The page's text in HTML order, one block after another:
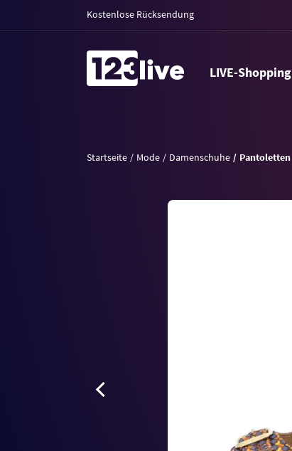
Kostenlose Rücksendung
LIVE-Shopping
Startseite Mode Damenschuhe Pantoletten